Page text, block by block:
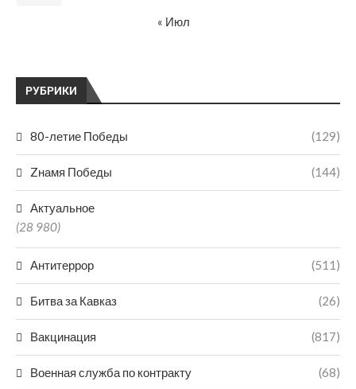
РУБРИКИ
80-летие Победы (129)
Zнамя Победы (144)
Актуальное
(28 980)
Антитеррор (511)
Битва за Кавказ (26)
Вакцинация (817)
Военная служба по контракту (68)
« Июл